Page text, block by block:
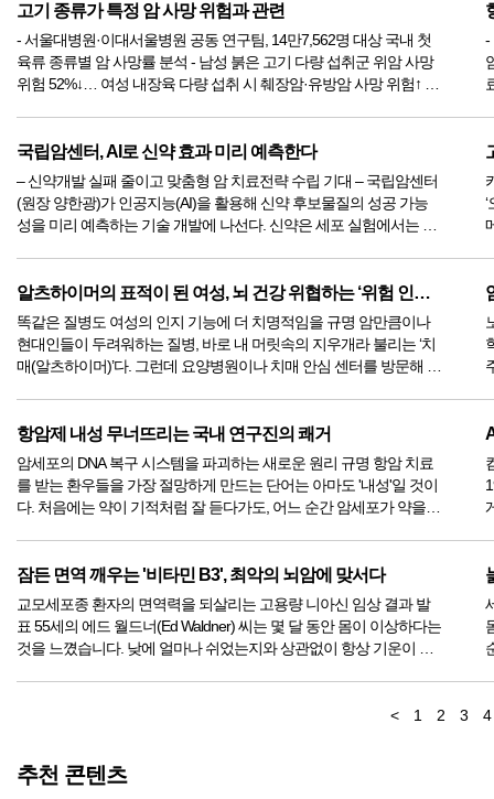
고기 종류가 특정 암 사망 위험과 관련
- 서울대병원·이대서울병원 공동 연구팀, 14만7,562명 대상 국내 첫
육류 종류별 암 사망률 분석 - 남성 붉은 고기 다량 섭취군 위암 사망
위험 52%↓… 여성 내장육 다량 섭취 시 췌장암·유방암 사망 위험↑ 육
-
암
국립암센터, AI로 신약 효과 미리 예측한다
– 신약개발 실패 줄이고 맞춤형 암 치료전략 수립 기대 – 국립암센터
(원장 양한광)가 인공지능(AI)을 활용해 신약 후보물질의 성공 가능
성을 미리 예측하는 기술 개발에 나선다. 신약은 세포 실험에서는 뛰
알츠하이머의 표적이 된 여성, 뇌 건강 위협하는 ‘위험 인자’의 ...
똑같은 질병도 여성의 인지 기능에 더 치명적임을 규명 암만큼이나
현대인들이 두려워하는 질병, 바로 내 머릿속의 지우개라 불리는 ‘치
매(알츠하이머)’다. 그런데 요양병원이나 치매 안심 센터를 방문해 보
항암제 내성 무너뜨리는 국내 연구진의 쾌거
암세포의 DNA 복구 시스템을 파괴하는 새로운 원리 규명 항암 치료
를 받는 환우들을 가장 절망하게 만드는 단어는 아마도 '내성'일 것이
다. 처음에는 약이 기적처럼 잘 듣다가도, 어느 순간 암세포가 약을
잠든 면역 깨우는 '비타민 B3', 최악의 뇌암에 맞서다
교모세포종 환자의 면역력을 되살리는 고용량 니아신 임상 결과 발
표 55세의 에드 월드너(Ed Waldner) 씨는 몇 달 동안 몸이 이상하다는
것을 느꼈습니다. 낮에 얼마나 쉬었는지와 상관없이 항상 기운이 쏙
<
1 2 3 4
추천 콘텐츠